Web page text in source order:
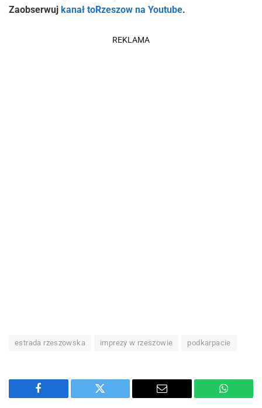
Zaobserwuj kanał toRzeszow na Youtube.
REKLAMA
estrada rzeszowska imprezy w rzeszowie podkarpacie
Facebook Twitter Email